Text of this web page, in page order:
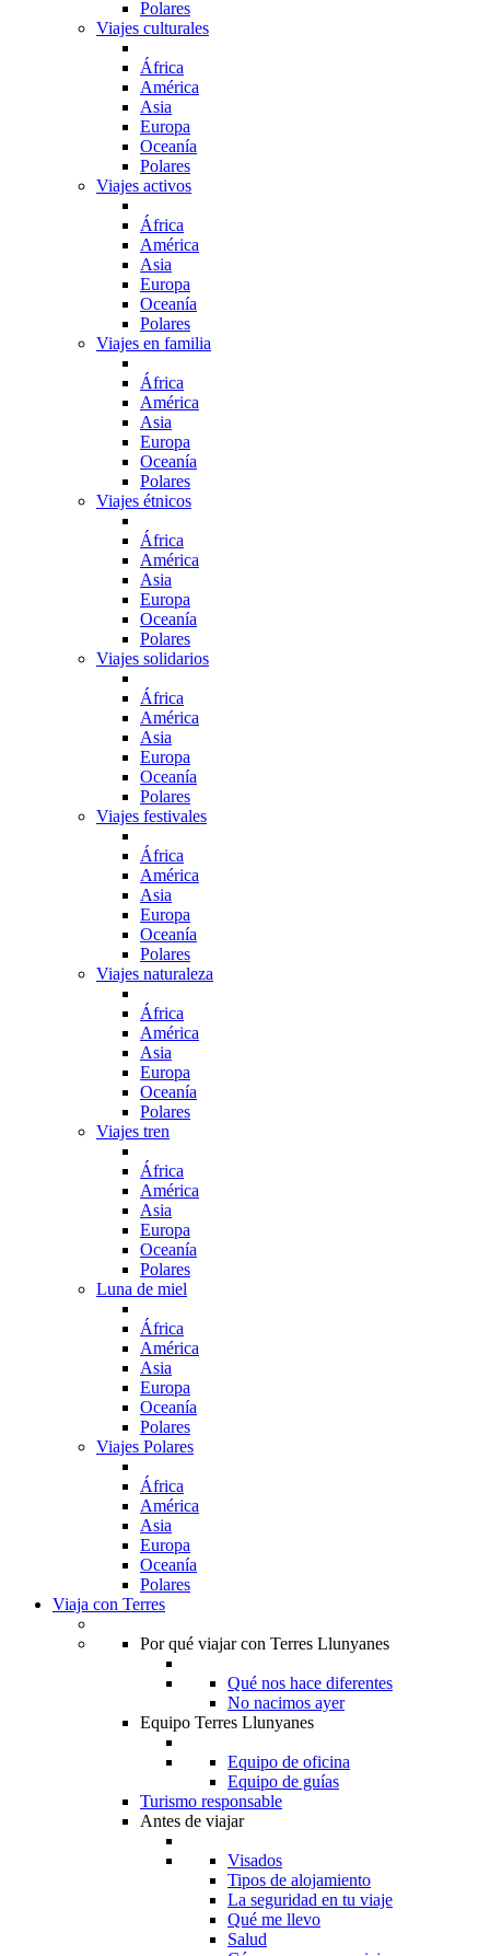
Polares
Viajes culturales
África
América
Asia
Europa
Oceanía
Polares
Viajes activos
África
América
Asia
Europa
Oceanía
Polares
Viajes en familia
África
América
Asia
Europa
Oceanía
Polares
Viajes étnicos
África
América
Asia
Europa
Oceanía
Polares
Viajes solidarios
África
América
Asia
Europa
Oceanía
Polares
Viajes festivales
África
América
Asia
Europa
Oceanía
Polares
Viajes naturaleza
África
América
Asia
Europa
Oceanía
Polares
Viajes tren
África
América
Asia
Europa
Oceanía
Polares
Luna de miel
África
América
Asia
Europa
Oceanía
Polares
Viajes Polares
África
América
Asia
Europa
Oceanía
Polares
Viaja con Terres
Por qué viajar con Terres Llunyanes
Qué nos hace diferentes
No nacimos ayer
Equipo Terres Llunyanes
Equipo de oficina
Equipo de guías
Turismo responsable
Antes de viajar
Visados
Tipos de alojamiento
La seguridad en tu viaje
Qué me llevo
Salud